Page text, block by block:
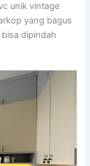
unik vintage
yang bagus
dipindah